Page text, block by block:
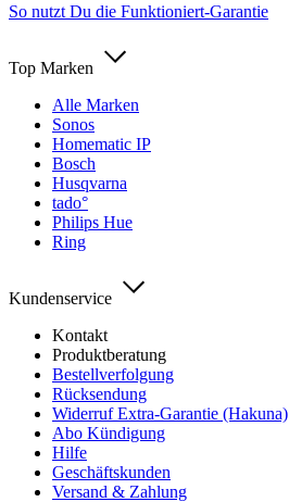
So nutzt Du die Funktioniert-Garantie
Top Marken
Alle Marken
Sonos
Homematic IP
Bosch
Husqvarna
tado°
Philips Hue
Ring
Kundenservice
Kontakt
Produktberatung
Bestellverfolgung
Rücksendung
Widerruf Extra-Garantie (Hakuna)
Abo Kündigung
Hilfe
Geschäftskunden
Versand & Zahlung